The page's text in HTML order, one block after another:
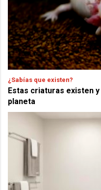
¿Sabías que existen?
Estas criaturas existen
planeta